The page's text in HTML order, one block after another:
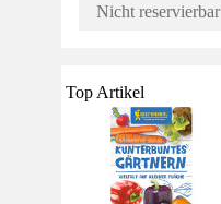
Nicht reservierbar
Top Artikel